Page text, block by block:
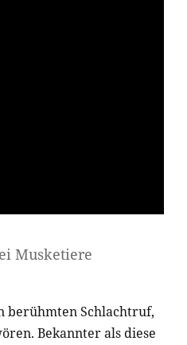
Musketiere
berühmten Schlachtruf,
Bekannter als diese